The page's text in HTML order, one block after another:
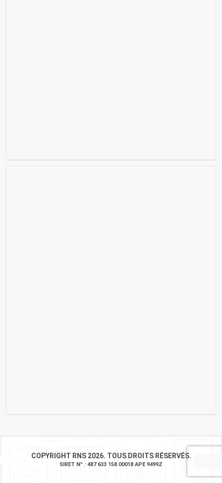
COPYRIGHT RNS 2026. TOUS DROITS RÉSERVÉS.
SIRET N° : 487 633 158 00018 APE 9499Z